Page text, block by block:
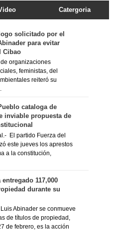
Catergoria
solicitado por el
para evitar
Cibao
organizaciones
feministas, del
reiteró su
cataloga de
inviable propuesta de
El partido Fuerza del
este jueves los aprestos
a la constitución,
117,000
durante su
Abinader se conmueve
de títulos de propiedad,
de febrero, es la acción